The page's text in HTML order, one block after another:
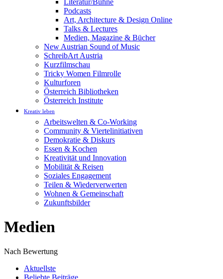
Literatur/Bühne
Podcasts
Art, Architecture & Design Online
Talks & Lectures
Medien, Magazine & Bücher
New Austrian Sound of Music
SchreibArt Austria
Kurzfilmschau
Tricky Women Filmrolle
Kulturforen
Österreich Bibliotheken
Österreich Institute
Kreativ leben
Arbeitswelten & Co-Working
Community & Viertelinitiativen
Demokratie & Diskurs
Essen & Kochen
Kreativität und Innovation
Mobilität & Reisen
Soziales Engagement
Teilen & Wiederverwerten
Wohnen & Gemeinschaft
Zukunftsbilder
Medien
Nach Bewertung
Aktuellste
Beliebte Beiträge